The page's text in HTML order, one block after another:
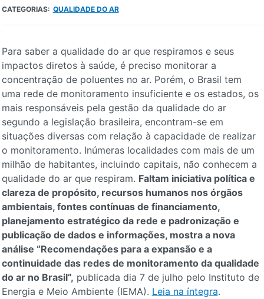
CATEGORIAS: QUALIDADE DO AR
Para saber a qualidade do ar que respiramos e seus
impactos diretos à saúde, é preciso monitorar a
concentração de poluentes no ar. Porém, o Brasil tem
uma rede de monitoramento insuficiente e os estados, os
mais responsáveis pela gestão da qualidade do ar
segundo a legislação brasileira, encontram-se em
situações diversas com relação à capacidade de realizar
o monitoramento. Inúmeras localidades com mais de um
milhão de habitantes, incluindo capitais, não conhecem a
qualidade do ar que respiram. Faltam iniciativa política e
clareza de propósito, recursos humanos nos órgãos
ambientais, fontes contínuas de financiamento,
planejamento estratégico da rede e padronização e
publicação de dados e informações, mostra a nova
análise “Recomendações para a expansão e a
continuidade das redes de monitoramento da qualidade
do ar no Brasil”, publicada dia 7 de julho pelo Instituto de
Energia e Meio Ambiente (IEMA). Leia na íntegra.